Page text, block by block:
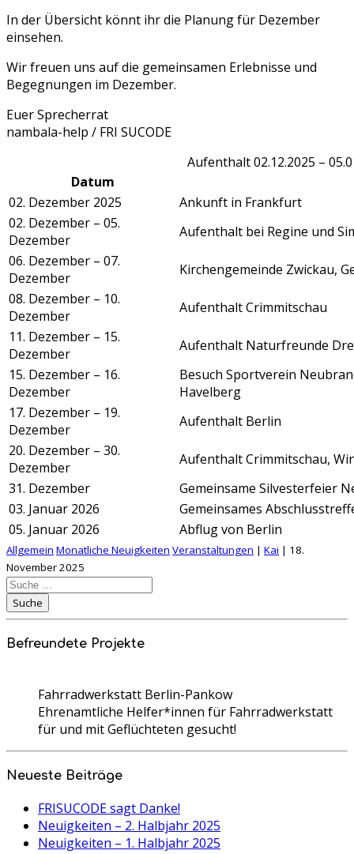
In der Übersicht könnt ihr die Planung für Dezember
einsehen.
Wir freuen uns auf die gemeinsamen Erlebnisse und
Begegnungen im Dezember.
Euer Sprecherrat
nambala-help / FRI SUCODE
Aufenthalt 02.12.2025 –
Datum
02. Dezember 2025
Ankunft in Frankfurt
02. Dezember – 05.
Dezember
Aufenthalt bei Regine und
06. Dezember – 07.
Dezember
Kirchengemeinde Zwickau,
08. Dezember – 10.
Dezember
Aufenthalt Crimmitschau
11. Dezember – 15.
Dezember
Aufenthalt Naturfreunde
15. Dezember – 16.
Dezember
Besuch Sportverein
Havelberg
17. Dezember – 19.
Dezember
Aufenthalt Berlin
20. Dezember – 30.
Dezember
Aufenthalt Crimmitschau,
31. Dezember
Gemeinsame Silvesterfeier
03. Januar 2026
Gemeinsames
05. Januar 2026
Abflug von Berlin
Allgemein Monatliche Neuigkeiten Veranstaltungen | Kai | 18.
November 2025
Suche
nach:
Suche
Befreundete Projekte
Fahrradwerkstatt Berlin-Pankow
Ehrenamtliche Helfer*innen für Fahrradwerkstatt
für und mit Geflüchteten gesucht!
Neueste Beiträge
FRISUCODE sagt Danke!
Neuigkeiten – 2. Halbjahr 2025
Neuigkeiten – 1. Halbjahr 2025